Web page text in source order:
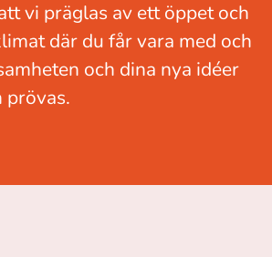
vi präglas av ett öppet och
där du får vara med och
och dina nya idéer
prövas.